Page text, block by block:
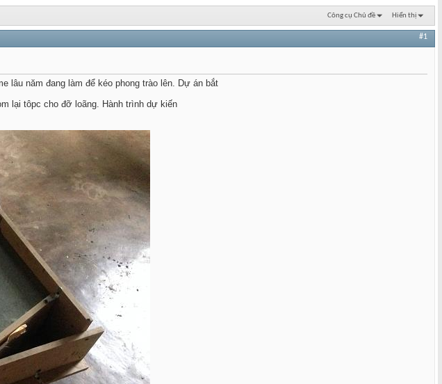
Công cụ Chủ đề Hiển thị
#1
lâu năm đang làm để kéo phong trào lên. Dự án bắt
lại tôpc cho đỡ loãng. Hành trình dự kiến